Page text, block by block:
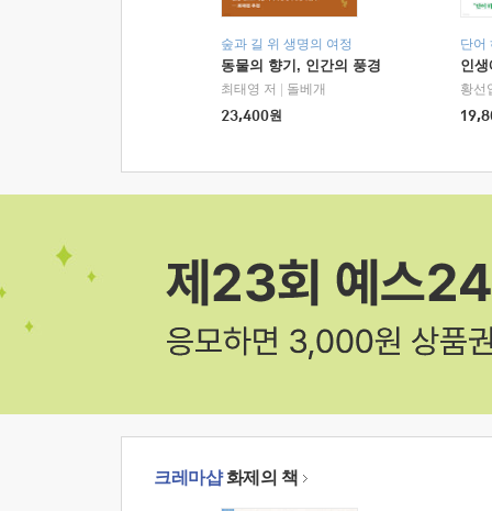
숲과 길 위 생명의 여정
동물의 향기, 인간의 풍경
최태영 저
돌베개
23,400원
단어
인
황선
크레마샵화제의 책